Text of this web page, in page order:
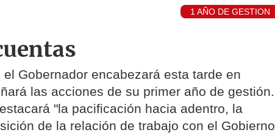
1 AÑO DE GESTION
Gobernador encabezará esta tarde en
las acciones de su primer año de gestión.
"la pacificación hacia adentro, la
de la relación de trabajo con el Gobierno